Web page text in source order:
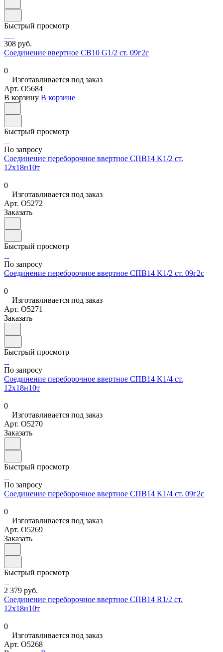
Быстрый просмотр
308 руб.
Соединение ввертное СВ10 G1/2 ст. 09г2с
0
Изготавливается под заказ
Арт. O5684
В корзину В корзине
Быстрый просмотр
По запросу
Соединение переборочное ввертное СПВ14 K1/2 ст.
12х18н10т
0
Изготавливается под заказ
Арт. O5272
Заказать
Быстрый просмотр
По запросу
Соединение переборочное ввертное СПВ14 K1/2 ст. 09г2с
0
Изготавливается под заказ
Арт. O5271
Заказать
Быстрый просмотр
По запросу
Соединение переборочное ввертное СПВ14 K1/4 ст.
12х18н10т
0
Изготавливается под заказ
Арт. O5270
Заказать
Быстрый просмотр
По запросу
Соединение переборочное ввертное СПВ14 K1/4 ст. 09г2с
0
Изготавливается под заказ
Арт. O5269
Заказать
Быстрый просмотр
2 379 руб.
Соединение переборочное ввертное СПВ14 R1/2 ст.
12х18н10т
0
Изготавливается под заказ
Арт. O5268